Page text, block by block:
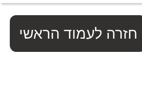
חזרה לעמוד הראשי